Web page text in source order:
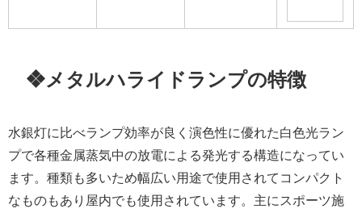
❖メタルハライドランプの特徴
水銀灯に比べランプ効率が良く演色性に優れた白色光ラン
プで各種金属蒸気中の放電による発光する構造になってい
ます。種類も多いため幅広い用途で使用されてコンパクト
なものもあり屋内でも使用されています。主にスポーツ施